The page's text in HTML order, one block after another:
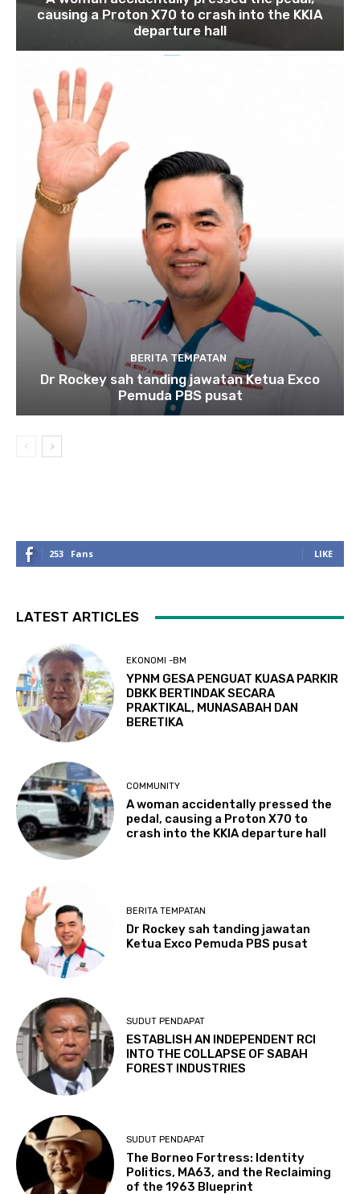
causing a Proton X70 to crash into the KKIA
departure hall
BERITA TEMPATAN
Dr Rockey sah tanding jawatan Ketua Exco
Pemuda PBS pusat
253 Fans LIKE
LATEST ARTICLES
EKONOMI -BM
YPNM GESA PENGUAT KUASA PARKIR
DBKK BERTINDAK SECARA
PRAKTIKAL, MUNASABAH DAN
BERETIKA
COMMUNITY
A woman accidentally pressed the
pedal, causing a Proton X70 to
crash into the KKIA departure hall
BERITA TEMPATAN
Dr Rockey sah tanding jawatan
Ketua Exco Pemuda PBS pusat
SUDUT PENDAPAT
ESTABLISH AN INDEPENDENT RCI
INTO THE COLLAPSE OF SABAH
FOREST INDUSTRIES
SUDUT PENDAPAT
The Borneo Fortress: Identity
Politics, MA63, and the Reclaiming
of the 1963 Blueprint